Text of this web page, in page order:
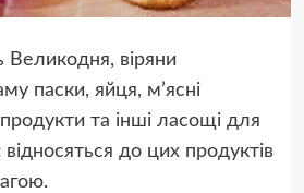
Великодня, віряни
паски, яйця, м’ясні
та інші ласощі для
до цих продуктів